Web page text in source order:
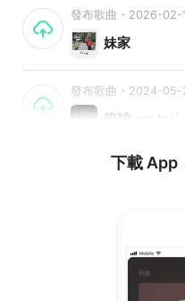
發布歌曲・2026-02-
妹家
發布歌曲・2024-05-
暗晡 am buˊ
下載 App